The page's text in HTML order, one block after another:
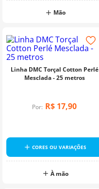
Mão
Linha DMC Torçal Cotton Perlé
Mesclada - 25 metros
Por: R$ 17,90
CORES OU VARIAÇÕES
À mão